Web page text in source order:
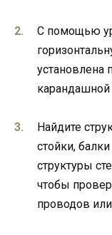
С помощью
установлена
карандашной
Найдите
стойки,
структуры
чтобы
проводов или